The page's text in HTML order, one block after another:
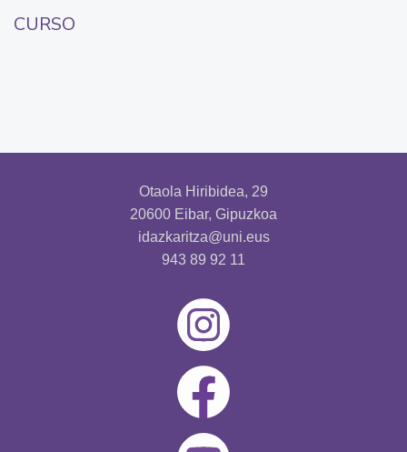
CURSO
Otaola Hiribidea, 29
20600 Eibar, Gipuzkoa
idazkaritza@uni.eus
943 89 92 11